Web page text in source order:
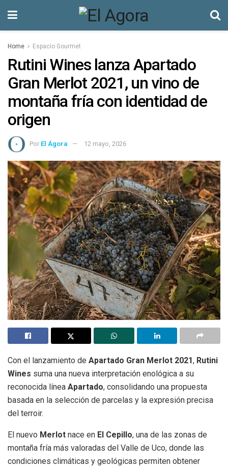
Home Espacio Gourmet
Rutini Wines lanza Apartado
Gran Merlot 2021, un vino de
montaña fría con identidad de
origen
Por El Ágora 12 mayo, 2026
Con el lanzamiento de Apartado Gran Merlot 2021, Rutini
Wines suma una nueva interpretación enológica a su
reconocida línea Apartado, consolidando una propuesta
basada en la selección de parcelas y la expresión precisa
del terroir.
El nuevo Merlot nace en El Cepillo, una de las zonas de
montaña fría más valoradas del Valle de Uco, donde las
condiciones climáticas y geológicas permiten obtener